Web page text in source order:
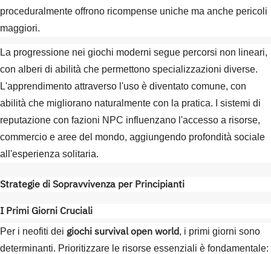
proceduralmente offrono ricompense uniche ma anche pericoli
maggiori.
La progressione nei giochi moderni segue percorsi non lineari,
con alberi di abilità che permettono specializzazioni diverse.
L'apprendimento attraverso l'uso è diventato comune, con
abilità che migliorano naturalmente con la pratica. I sistemi di
reputazione con fazioni NPC influenzano l'accesso a risorse,
commercio e aree del mondo, aggiungendo profondità sociale
all'esperienza solitaria.
Strategie di Sopravvivenza per Principianti
I Primi Giorni Cruciali
Per i neofiti dei giochi survival open world, i primi giorni sono
determinanti. Prioritizzare le risorse essenziali è fondamentale: